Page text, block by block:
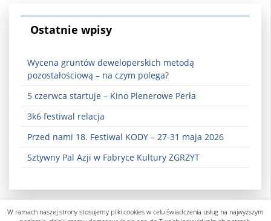
Ostatnie wpisy
Wycena gruntów deweloperskich metodą
pozostałościową – na czym polega?
5 czerwca startuje – Kino Plenerowe Perła
3k6 festiwal relacja
Przed nami 18. Festiwal KODY – 27-31 maja 2026
Sztywny Pal Azji w Fabryce Kultury ZGRZYT
W ramach naszej strony stosujemy pliki cookies w celu świadczenia usług na najwyższym